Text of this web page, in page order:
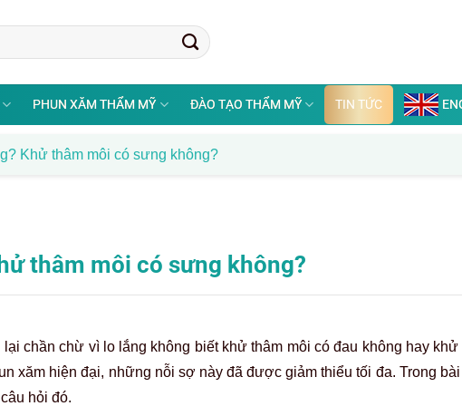
PHUN XĂM THẨM MỸ ĐÀO TẠO THẨM MỸ TIN TỨC
Khử thâm môi có sưng không?
thâm môi có sưng không?
chần chừ vì lo lắng không biết khử thâm môi có đau không hay khử
xăm hiện đại, những nỗi sợ này đã được giảm thiểu tối đa. Trong
hỏi đó.